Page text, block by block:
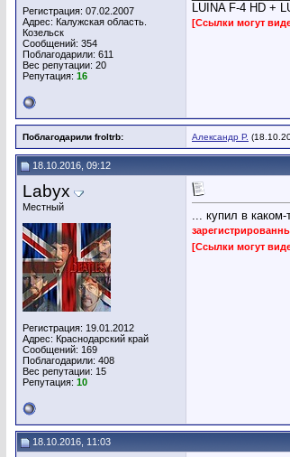
Регистрация: 07.02.2007
Адрес: Калужская область.
Козельск
Сообщений: 354
Поблагодарили: 611
Вес репутации: 20
Репутация: 16
LUINA F-4 HD +
[Ссылки могут
Поблагодарили froltrb: Александр Р.
18.10.2016, 09:12
Labyx
Местный
Регистрация: 19.01.2012
Адрес: Краснодарский край
Сообщений: 169
Поблагодарили: 408
Вес репутации: 15
Репутация: 10
... купил в
[Ссылки могут
18.10.2016, 11:03